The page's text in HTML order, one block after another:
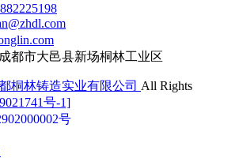
都市大邑县新场桐林工业区
桐林铸造实业有限公司 All Rights
号-1]
号